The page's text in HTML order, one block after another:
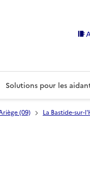
Solutions pour les
(09) La Bastide-sur-